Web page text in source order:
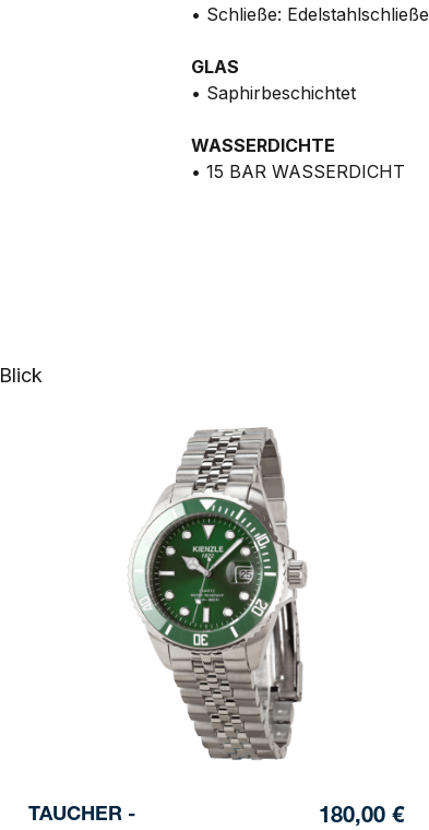
• Schließe: Edelstahlschließe
GLAS
• Saphirbeschichtet
WASSERDICHTE
• 15 BAR WASSERDICHT
Blick
TAUCHER -
180,00 €